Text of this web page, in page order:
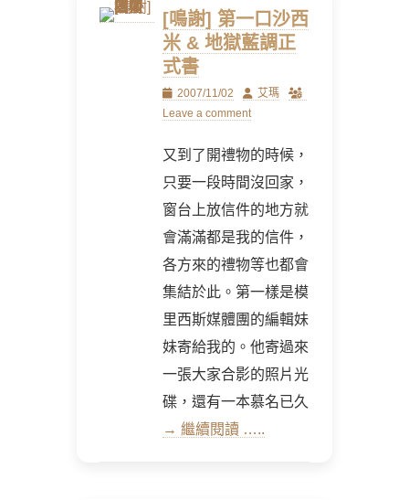
[鳴謝] 第一口沙西
米 & 地獄藍調正
式書
Posted
on
2007/11/02 Author
艾瑪
Leave a comment
又到了開禮物的時候，
只要一段時間沒回家，
窗台上放信件的地方就
會滿滿都是我的信件，
各方來的禮物等也都會
集結於此。第一樣是模
里西斯媒體團的編輯妹
妹寄給我的。他寄過來
一張大家合影的照片光
碟，還有一本慕名已久
→ 繼續閱讀 …..